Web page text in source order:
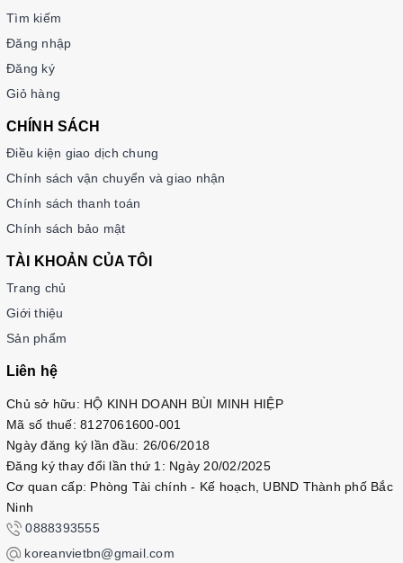
Tìm kiếm
Đăng nhập
Đăng ký
Giỏ hàng
CHÍNH SÁCH
Điều kiện giao dịch chung
Chính sách vận chuyển và giao nhận
Chính sách thanh toán
Chính sách bảo mật
TÀI KHOẢN CỦA TÔI
Trang chủ
Giới thiệu
Sản phẩm
Liên hệ
Chủ sở hữu: HỘ KINH DOANH BÙI MINH HIỆP
Mã số thuế: 8127061600-001
Ngày đăng ký lần đầu: 26/06/2018
Đăng ký thay đổi lần thứ 1: Ngày 20/02/2025
Cơ quan cấp: Phòng Tài chính - Kế hoạch, UBND Thành phố Bắc
Ninh
0888393555
koreanvietbn@gmail.com